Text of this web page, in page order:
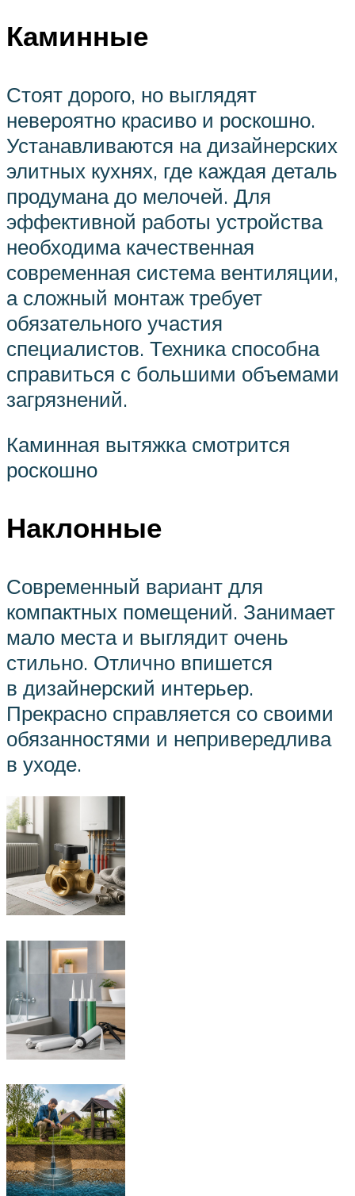
Каминные
Стоят дорого, но выглядят
невероятно красиво и роскошно.
Устанавливаются на дизайнерских
элитных кухнях, где каждая деталь
продумана до мелочей. Для
эффективной работы устройства
необходима качественная
современная система вентиляции,
а сложный монтаж требует
обязательного участия
специалистов. Техника способна
справиться с большими объемами
загрязнений.
Каминная вытяжка смотрится
роскошно
Наклонные
Современный вариант для
компактных помещений. Занимает
мало места и выглядит очень
стильно. Отлично впишется
в дизайнерский интерьер.
Прекрасно справляется со своими
обязанностями и непривередлива
в уходе.